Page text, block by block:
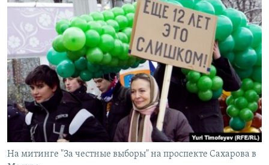
поиску
СЕВЕР.РЕАЛИИ
СИБИРЬ.РЕАЛИИ
РАСПИСАНИЕ ВЕЩАНИЯ
ПОДПИШИТЕСЬ НА РАССЫЛКУ
СОЦИАЛЬНЫЕ СЕТИ
На митинге "За честные выборы" на проспекте Сахарова в